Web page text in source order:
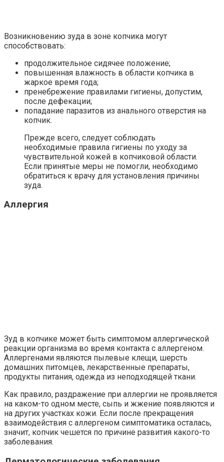
Возникновению зуда в зоне копчика могут
способствовать:
продолжительное сидячее положение;
повышенная влажность в области копчика в
жаркое время года;
пренебрежение правилами гигиены, допустим,
после дефекации;
попадание паразитов из анального отверстия на
копчик.
Прежде всего, следует соблюдать
необходимые правила гигиены по уходу за
чувствительной кожей в копчиковой области.
Если принятые меры не помогли, необходимо
обратиться к врачу для установления причины
зуда.
Аллергия
Зуд в копчике может быть симптомом аллергической
реакции организма во время контакта с аллергеном.
Аллергенами являются пылевые клещи, шерсть
домашних питомцев, лекарственные препараты,
продукты питания, одежда из неподходящей ткани.
Как правило, раздражение при аллергии не проявляется
на каком-то одном месте, сыпь и жжение появляются и
на других участках кожи. Если после прекращения
взаимодействия с аллергеном симптоматика осталась,
значит, копчик чешется по причине развития какого-то
заболевания.